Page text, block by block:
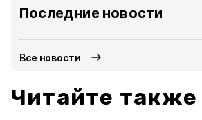
Последние новости
Все новости
Читайте также